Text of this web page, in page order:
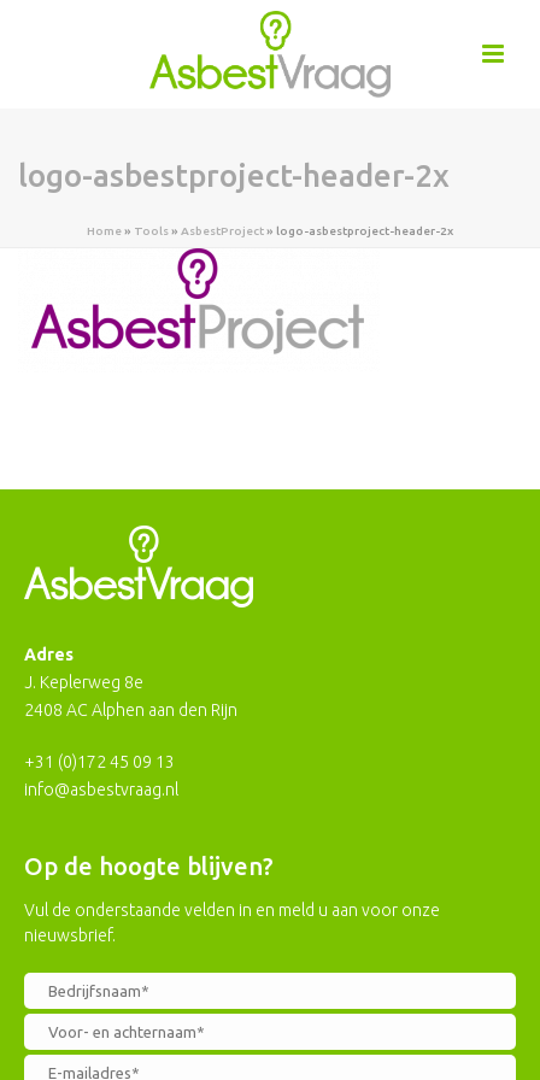
logo-asbestproject-header-2x
Home» Tools» AsbestProject» logo-asbestproject-header-2x
Adres
J. Keplerweg 8e
2408 AC Alphen aan den Rijn
+31 (0)172 45 09 13
info@asbestvraag.nl
Op de hoogte blijven?
Vul de onderstaande velden in en meld u aan voor onze
nieuwsbrief.